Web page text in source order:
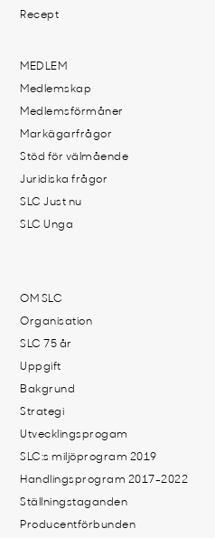
Recept
MEDLEM
Medlemskap
Medlemsförmåner
Markägarfrågor
Stöd för välmående
Juridiska frågor
SLC Just nu
SLC Unga
OM SLC
Organisation
SLC 75 år
Uppgift
Bakgrund
Strategi
Utvecklingsprogam
SLC:s miljöprogram 2019
Handlingsprogram 2017-2022
Ställningstaganden
Producentförbunden